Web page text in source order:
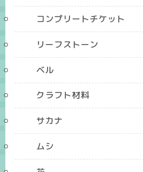
コンプリートチケット
リーフストーン
ベル
クラフト材料
サカナ
ムシ